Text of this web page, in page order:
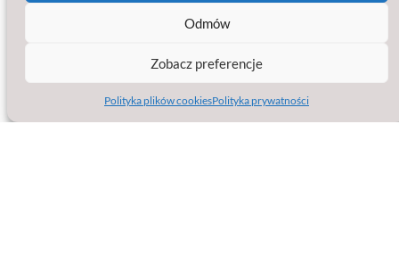
Odmów
Zobacz preferencje
Polityka plików cookiesPolityka prywatności